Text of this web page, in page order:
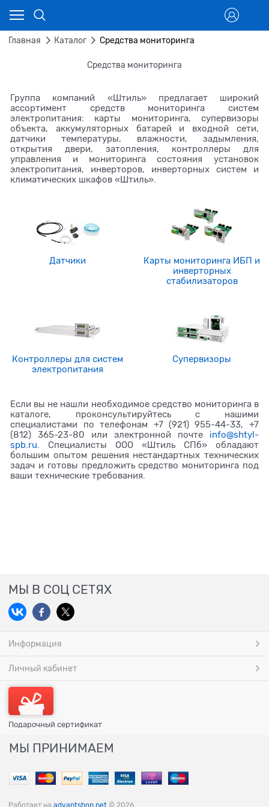
Главная Каталог Средства мониторинга
Средства мониторинга
Группа компаний «Штиль» предлагает широкий
ассортимент средств мониторинга систем
электропитания: карты мониторинга, супервизоры
объекта, аккумуляторных батарей и входной сети,
датчики температуры, влажности, задымления,
открытия двери, затопления, контроллеры для
управления и мониторинга состояния установок
электропитания, инверторов, инверторных систем и
климатических шкафов «Штиль».
Датчики
Карты мониторинга ИБП и
инверторных
стабилизаторов
Контроллеры для систем
электропитания
Супервизоры
Если вы не нашли необходимое средство мониторинга в
каталоге, проконсультируйтесь с нашими
специалистами по телефонам +7 (921) 955-44-33, +7
(812) 365-23-80 или электронной почте info@shtyl-
spb.ru . Специалисты ООО «Штиль СПб» обладают
большим опытом решения нестандартных технических
задач и готовы предложить средство мониторинга под
ваши технические требования.
МЫ В СОЦ СЕТЯХ
Информация
Личный кабинет
Подарочный сертификат
МЫ ПРИНИМАЕМ
Работает на advantshop.net © 2026